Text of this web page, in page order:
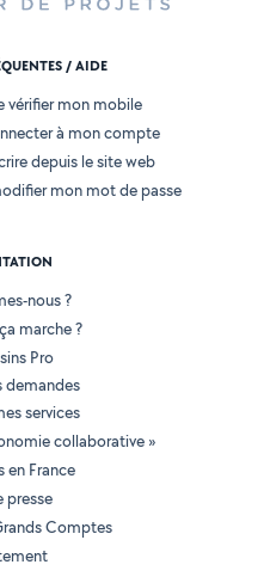
/ AIDE
vérifier mon mobile
à mon compte
depuis le site web
mon mot de passe
nous ?
marche ?
Pro
demandes
services
collaborative »
en France
presse
Comptes